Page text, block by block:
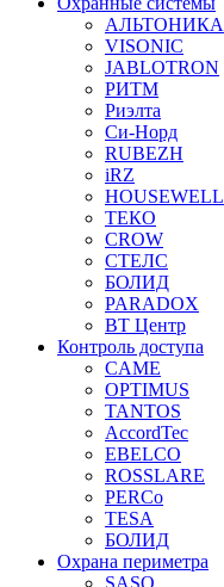
АЛЬТОНИКА
VISONIC
JABLOTRON
РИТМ
Риэлта
Си-Норд
RUBEZH
iRZ
HOUSEWELL
ТЕКО
CROW
СТЕЛС
БОЛИД
PARADOX
ВТ Центр
Контроль доступа
CAME
OPTIMUS
TANTOS
AccordTec
EBELCO
ROSSLARE
PERCo
TESA
БОЛИД
Охрана периметра
SASO